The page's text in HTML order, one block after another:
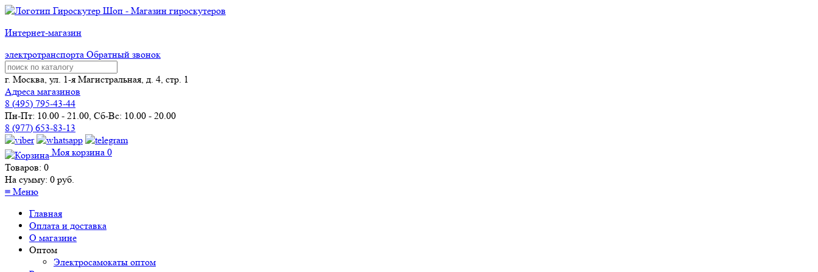
Интернет-магазин
электротранспорта Обратный звонок
г. Москва, ул. 1-я Магистральная, д. 4, стр. 1
Адреса магазинов
8 (495) 795-43-44
Пн-Пт: 10.00 - 21.00, Сб-Вс: 10.00 - 20.00
8 (977) 653-83-13
Моя корзина 0
Товаров: 0
На сумму: 0 руб.
≡ Меню
Главная
Оплата и доставка
О магазине
Оптом
Электросамокаты оптом